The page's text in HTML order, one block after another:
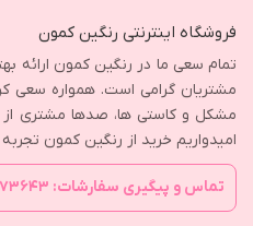
فروشگاه اینترنتی رنگین کمون
تمام سعی ما در رنگین کمون ارائه
مشتریان گرامی است. همواره سعی
مشکل و کاستی ها، صدها مشتری از
امیدواریم خرید از رنگین کمون
تماس و پیگیری سفارشات: ۶۲۷۳۶۴۳-۰۹۱۹